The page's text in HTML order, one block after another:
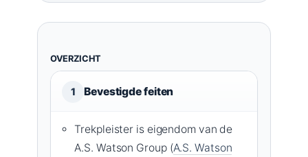
OVERZICHT
1 Bevestigde feiten
Trekpleister is eigendom van de
A.S. Watson Group (A.S. Watson